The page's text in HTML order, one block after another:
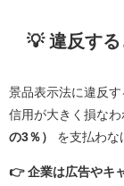
💡 違反す
景品表示法に違反す
信用が大きく損な
の3％）
を支払わな
👉 企業は広告やキ